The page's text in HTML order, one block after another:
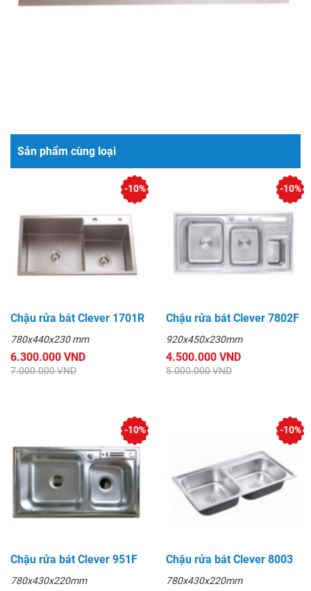
Sản phẩm cùng loại
Chậu rửa bát Clever 1701R
780x440x230 mm
6.300.000 VND
7.000.000 VND
-10%
Chậu rửa bát Clever 7802F
920x450x230mm
4.500.000 VND
5.000.000 VND
-10%
Chậu rửa bát Clever 951F
780x430x220mm
-10%
Chậu rửa bát Clever 8003
780x430x220mm
-10%